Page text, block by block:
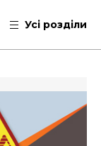
Усі розділи